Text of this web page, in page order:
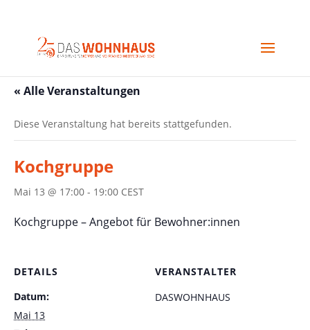
« Alle Veranstaltungen
Diese Veranstaltung hat bereits stattgefunden.
Kochgruppe
Mai 13 @ 17:00 - 19:00 CEST
Kochgruppe – Angebot für Bewohner:innen
DETAILS
Datum:
Mai 13
VERANSTALTER
DASWOHNHAUS